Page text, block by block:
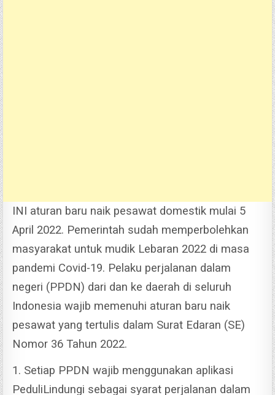
INI aturan baru naik pesawat domestik mulai 5
April 2022. Pemerintah sudah memperbolehkan
masyarakat untuk mudik Lebaran 2022 di masa
pandemi Covid-19. Pelaku perjalanan dalam
negeri (PPDN) dari dan ke daerah di seluruh
Indonesia wajib memenuhi aturan baru naik
pesawat yang tertulis dalam Surat Edaran (SE)
Nomor 36 Tahun 2022.
1. Setiap PPDN wajib menggunakan aplikasi
PeduliLindungi sebagai syarat perjalanan dalam